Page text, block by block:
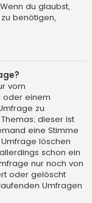
du glaubst,
benötigen,
vom
oder einem
zu
dieser ist
eine Stimme
löschen
schon ein
nur noch von
oder gelöscht
Umfragen